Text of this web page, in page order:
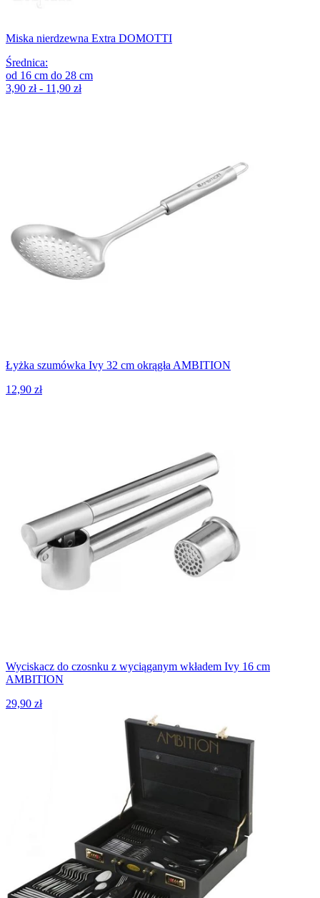
Miska nierdzewna Extra DOMOTTI
Średnica:
od 16 cm do 28 cm
3,90 zł - 11,90 zł
Łyżka szumówka Ivy 32 cm okrągła AMBITION
12,90 zł
Wyciskacz do czosnku z wyciąganym wkładem Ivy 16 cm
AMBITION
29,90 zł